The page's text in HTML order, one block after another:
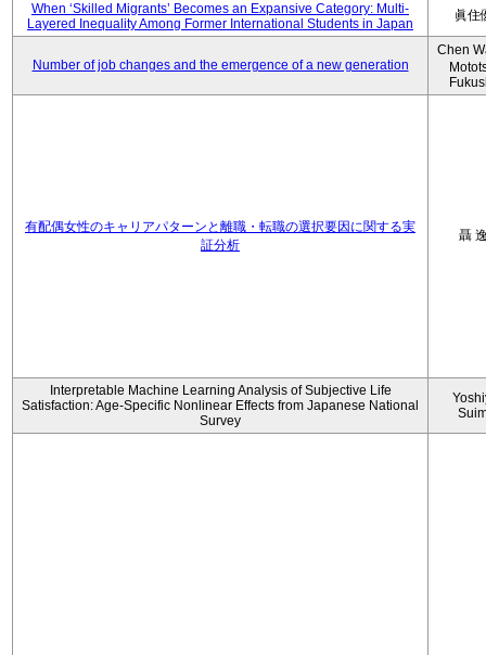
When ‘Skilled Migrants’ Becomes an Expansive Category: Multi-
Layered Inequality Among Former International Students in Japan
眞住
Number of job changes and the emergence of a new generation
Chen
有配偶女性のキャリアパターンと離職・転職の選択要因に関する実
証分析
聶
Interpretable Machine Learning Analysis of Subjective Life
Satisfaction: Age-Specific Nonlinear Effects from Japanese National
Survey